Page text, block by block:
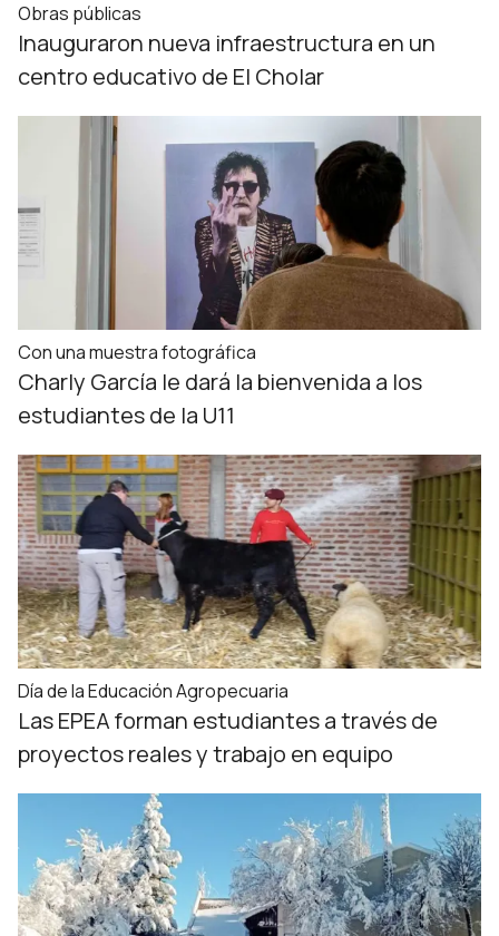
Obras públicas
Inauguraron nueva infraestructura en un
centro educativo de El Cholar
Con una muestra fotográfica
Charly García le dará la bienvenida a los
estudiantes de la U11
Día de la Educación Agropecuaria
Las EPEA forman estudiantes a través de
proyectos reales y trabajo en equipo